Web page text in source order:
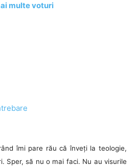
multe voturi
îmi pare rău că înveți la teologie,
Sper, să nu o mai faci. Nu au visurile